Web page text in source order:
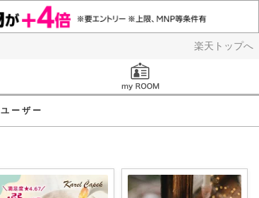
楽天トップへ
ユーザー